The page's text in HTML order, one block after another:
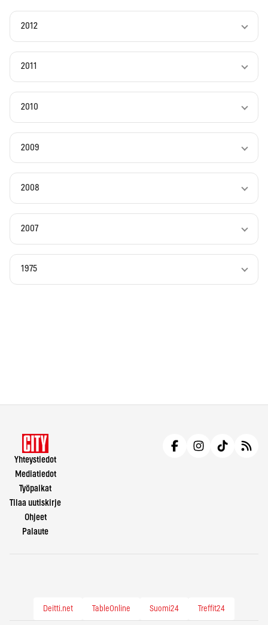
2012
2011
2010
2009
2008
2007
1975
Yhteystiedot
Mediatiedot
Työpaikat
Tilaa uutiskirje
Ohjeet
Palaute
Deitti.net TableOnline Suomi24 Treffit24